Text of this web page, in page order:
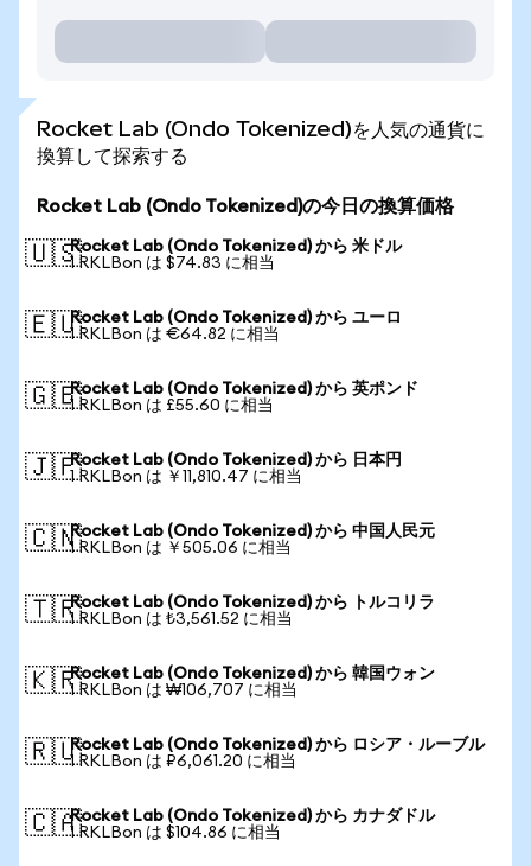
Rocket Lab (Ondo Tokenized)を人気の通貨に
換算して探索する
Rocket Lab (Ondo Tokenized)の今日の換算価格
🇺🇸Rocket Lab (Ondo Tokenized) から 米ドル
1 RKLBon は $74.83 に相当
🇪🇺Rocket Lab (Ondo Tokenized) から ユーロ
1 RKLBon は €64.82 に相当
🇬🇧Rocket Lab (Ondo Tokenized) から 英ポンド
1 RKLBon は £55.60 に相当
🇯🇵Rocket Lab (Ondo Tokenized) から 日本円
1 RKLBon は ￥11,810.47 に相当
🇨🇳Rocket Lab (Ondo Tokenized) から 中国人民元
1 RKLBon は ￥505.06 に相当
🇹🇷Rocket Lab (Ondo Tokenized) から トルコリラ
1 RKLBon は ₺3,561.52 に相当
🇰🇷Rocket Lab (Ondo Tokenized) から 韓国ウォン
1 RKLBon は ₩106,707 に相当
🇷🇺Rocket Lab (Ondo Tokenized) から ロシア・ルーブル
1 RKLBon は ₽6,061.20 に相当
🇨🇦Rocket Lab (Ondo Tokenized) から カナダドル
1 RKLBon は $104.86 に相当